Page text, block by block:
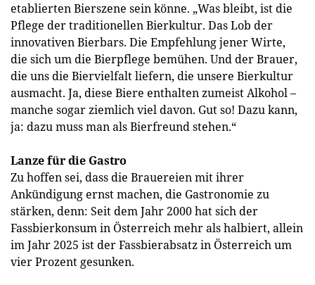
etablierten Bierszene sein könne. „Was bleibt, ist die
Pflege der traditionellen Bierkultur. Das Lob der
innovativen Bierbars. Die Empfehlung jener Wirte,
die sich um die Bierpflege bemühen. Und der Brauer,
die uns die Biervielfalt liefern, die unsere Bierkultur
ausmacht. Ja, diese Biere enthalten zumeist Alkohol –
manche sogar ziemlich viel davon. Gut so! Dazu kann,
ja: dazu muss man als Bierfreund stehen.“
Lanze für die Gastro
Zu hoffen sei, dass die Brauereien mit ihrer
Ankündigung ernst machen, die Gastronomie zu
stärken, denn: Seit dem Jahr 2000 hat sich der
Fassbierkonsum in Österreich mehr als halbiert, allein
im Jahr 2025 ist der Fassbierabsatz in Österreich um
vier Prozent gesunken.